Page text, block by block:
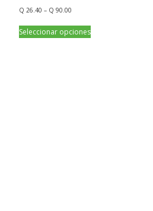
Q 26.40 – Q 90.00
Seleccionar opciones